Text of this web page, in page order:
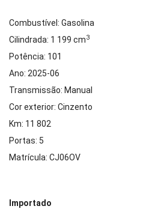
Combustível: Gasolina
Cilindrada: 1 199 cm3
Potência: 101
Ano: 2025-06
Transmissão: Manual
Cor exterior: Cinzento
Km: 11 802
Portas: 5
Matrícula: CJ06OV
Importado